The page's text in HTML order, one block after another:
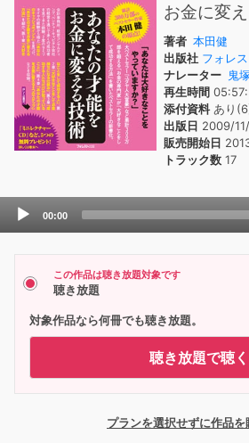
お金に変
著者 本田健
出版社 フォレ
ナレーター 鬼
再生時間
添付資料あり
出版日 2009/
販売開始日
トラック数 17
Audio
00:00
この作品は聴き放題対象です
聴き放題
対象作品なら何冊でも聴き放題。
聴き放題で聴く
プランを選択せずに作品を